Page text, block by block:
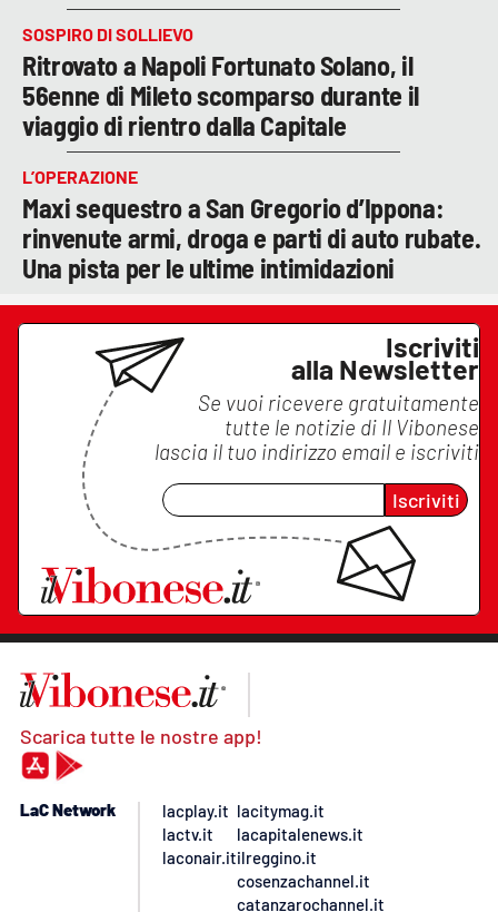
SOSPIRO DI SOLLIEVO
Ritrovato a Napoli Fortunato Solano, il
56enne di Mileto scomparso durante il
viaggio di rientro dalla Capitale
L’OPERAZIONE
Maxi sequestro a San Gregorio d’Ippona:
rinvenute armi, droga e parti di auto rubate.
Una pista per le ultime intimidazioni
Iscriviti
alla Newsletter
Se vuoi ricevere gratuitamente
tutte le notizie di Il Vibonese
lascia il tuo indirizzo email e iscriviti
Iscriviti
Scarica tutte le nostre app!
LaC Network
lacplay.it
lactv.it
laconair.it
lacitymag.it
lacapitalenews.it
ilreggino.it
cosenzachannel.it
catanzarochannel.it